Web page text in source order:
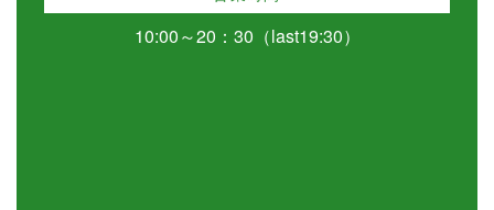
10:00～20：30（last19:30）